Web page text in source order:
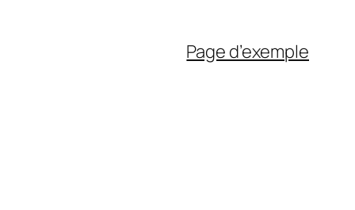
Page d’exemple